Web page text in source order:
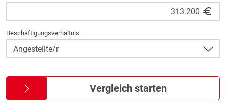
Beschäftigungsverhältnis
Vergleich starten